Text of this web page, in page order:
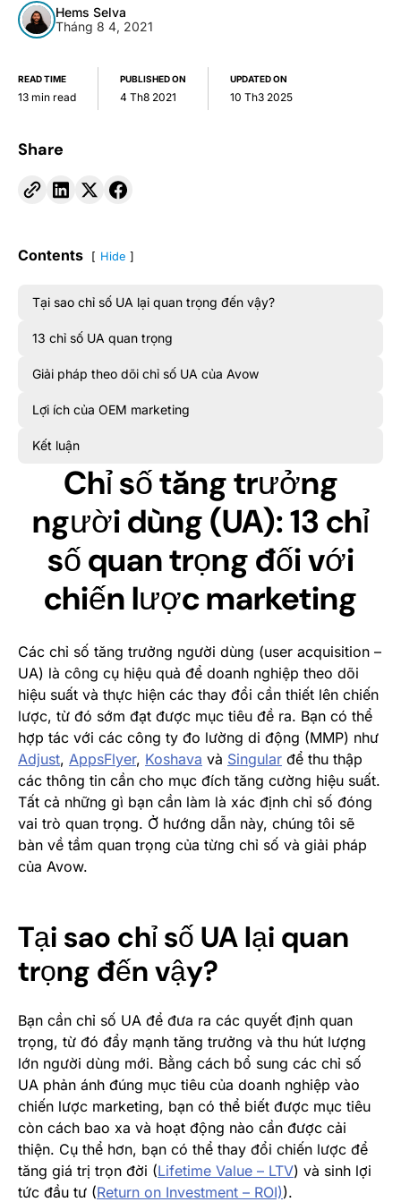
Hems Selva
Tháng 8 4, 2021
READ TIME
13 min read
PUBLISHED ON
4 Th8 2021
UPDATED ON
10 Th3 2025
Share
Contents Hide
Tại sao chỉ số UA lại quan trọng đến vậy?
13 chỉ số UA quan trọng
Giải pháp theo dõi chỉ số UA của Avow
Lợi ích của OEM marketing
Kết luận
Chỉ số tăng trưởng
người dùng (UA): 13 chỉ
số quan trọng đối với
chiến lược marketing
Các chỉ số tăng trưởng người dùng (user acquisition –
UA) là công cụ hiệu quả để doanh nghiệp theo dõi
hiệu suất và thực hiện các thay đổi cần thiết lên chiến
lược, từ đó sớm đạt được mục tiêu đề ra. Bạn có thể
hợp tác với các công ty đo lường di động (MMP) như
Adjust, AppsFlyer, Koshava và Singular để thu thập
các thông tin cần cho mục đích tăng cường hiệu suất.
Tất cả những gì bạn cần làm là xác định chỉ số đóng
vai trò quan trọng. Ở hướng dẫn này, chúng tôi sẽ
bàn về tầm quan trọng của từng chỉ số và giải pháp
của Avow.
Tại sao chỉ số UA lại quan
trọng đến vậy?
Bạn cần chỉ số UA để đưa ra các quyết định quan
trọng, từ đó đẩy mạnh tăng trưởng và thu hút lượng
lớn người dùng mới. Bằng cách bổ sung các chỉ số
UA phản ánh đúng mục tiêu của doanh nghiệp vào
chiến lược marketing, bạn có thể biết được mục tiêu
còn cách bao xa và hoạt động nào cần được cải
thiện. Cụ thể hơn, bạn có thể thay đổi chiến lược để
tăng giá trị trọn đời (Lifetime Value – LTV) và sinh lợi
tức đầu tư (Return on Investment – ROI)).